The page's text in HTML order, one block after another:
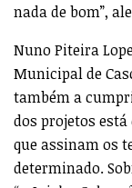
nada de bom”,
Nuno Piteira
Municipal de
também a
dos projetos
que assinam os
determinado.